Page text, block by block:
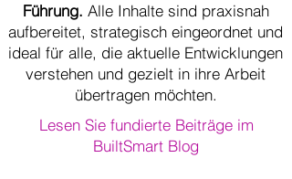
Führung. Alle Inhalte sind praxisnah
aufbereitet, strategisch eingeordnet und
ideal für alle, die aktuelle Entwicklungen
verstehen und gezielt in ihre Arbeit
übertragen möchten.
Lesen Sie fundierte Beiträge im
BuiltSmart Blog